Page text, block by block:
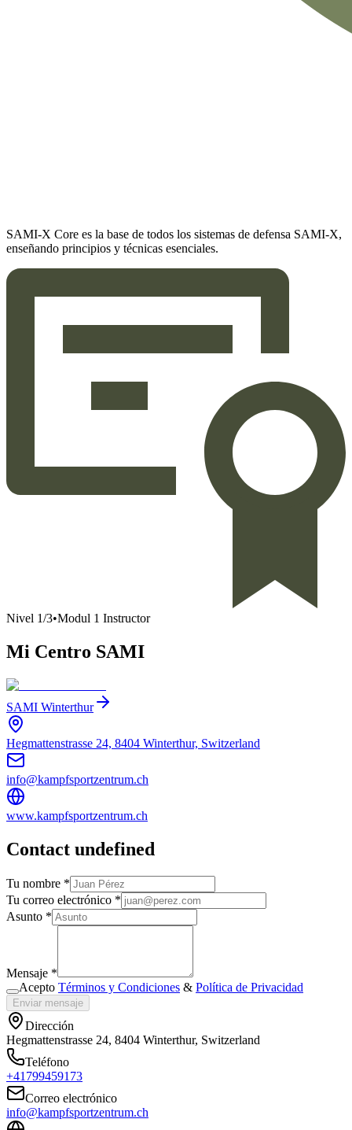
SAMI-X Core es la base de todos los sistemas de defensa SAMI-X,
enseñando principios y técnicas esenciales.
Nivel 1/3•Modul 1 Instructor
Mi Centro SAMI
SAMI Winterthur
Hegmattenstrasse 24, 8404 Winterthur, Switzerland
info@kampfsportzentrum.ch
www.kampfsportzentrum.ch
Contact undefined
Tu nombre *
Tu correo electrónico *
Asunto *
Mensaje *
Acepto Términos y Condiciones & Política de Privacidad
Enviar mensaje
Dirección
Hegmattenstrasse 24, 8404 Winterthur, Switzerland
Teléfono
+41799459173
Correo electrónico
info@kampfsportzentrum.ch